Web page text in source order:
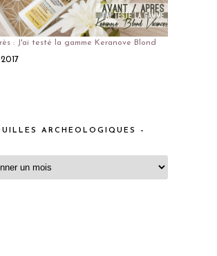
: J'ai testé la gamme Keranove Blond
ARCHEOLOGIQUES –